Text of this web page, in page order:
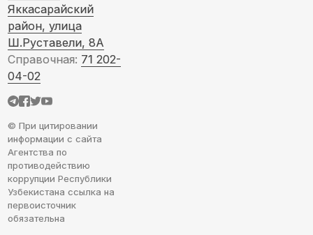
Яккасарайский
район, улица
Ш.Руставели, 8А
Справочная: 71 202-
04-02
© При цитировании
информации с сайта
Агентства по
противодействию
коррупции Республики
Узбекистана ссылка на
первоисточник
обязательна